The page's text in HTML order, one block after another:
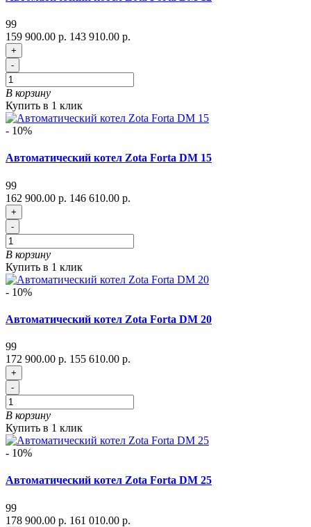
99
159 900.00 р. 143 910.00 р.
+
-
В корзину
Купить в 1 клик
- 10%
Автоматический котел Zota Forta DM 15
99
162 900.00 р. 146 610.00 р.
+
-
В корзину
Купить в 1 клик
- 10%
Автоматический котел Zota Forta DM 20
99
172 900.00 р. 155 610.00 р.
+
-
В корзину
Купить в 1 клик
- 10%
Автоматический котел Zota Forta DM 25
99
178 900.00 р. 161 010.00 р.